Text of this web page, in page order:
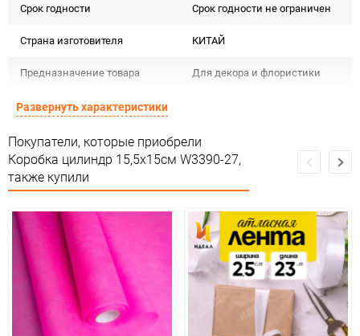
Срок годности Срок годности не ограничен
Страна изготовителя КИТАЙ
Предназначение товара Для декора и флористики
Сертификация
Особые условия Особых условий не требует
Минимальное количество
Единица измерения шт
Развернуть характеристики
Покупатели, которые приобрели
Коробка цилиндр 15,5х15см W3390-27,
также купили